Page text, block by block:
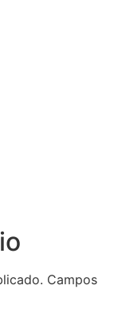
Campos